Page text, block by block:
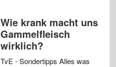
Wie krank macht uns
Gammelfleisch
wirklich?
TvE - Sondertipps Alles was